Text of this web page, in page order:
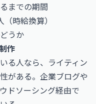
までの期間
時給換算）
うか
作
る人なら、ライティン
がある。企業ブログや
ドソーシング経由で